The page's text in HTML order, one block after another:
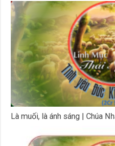
Là muối, là ánh sáng | Chúa